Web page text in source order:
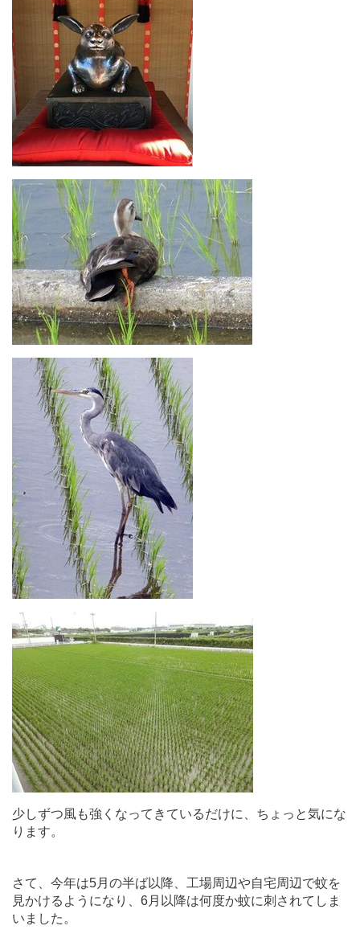
少しずつ風も強くなってきているだけに、ちょっと気にな
ります。
さて、今年は5月の半ば以降、工場周辺や自宅周辺で蚊を
見かけるようになり、6月以降は何度か蚊に刺されてしま
いました。